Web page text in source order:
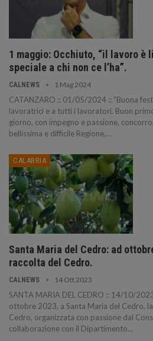
1 maggio: Occhiuto, “il lavoro è
speciale a chi non ce l’ha”.
CALNEWS 1 Mag 2024
CATANZARO :: 01/05/2024 :: "Buona
lavoratrici e a tutti i lavoratori. Buon
giorno, con impegno e passione,
bellissima e difficile Regione,…
CALABRIA
Santa Maria del Cedro: ad
raccolta del Cedro.
CALNEWS 14 Ott 2023
SANTA MARIA DEL CEDRO :: 14/10/
ottobre 2023, a Santa Maria del Cedro,
Cedro, organizzata con passione dal
collaborazione con il Dipartimento…